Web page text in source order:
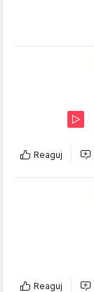
Reaguj
Reaguj